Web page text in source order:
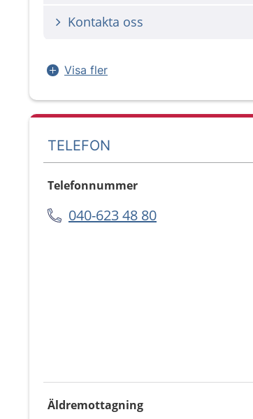
Kontakta oss
Visa fler
TELEFON
Telefonnummer
040-623 48 80
Äldremottagning